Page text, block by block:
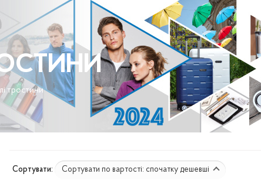
тростини
Сортувати: Сортувати по вартості: спочатку дешевші